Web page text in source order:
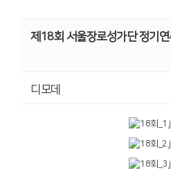
제18회 서울장로성가단 정기연
디모데